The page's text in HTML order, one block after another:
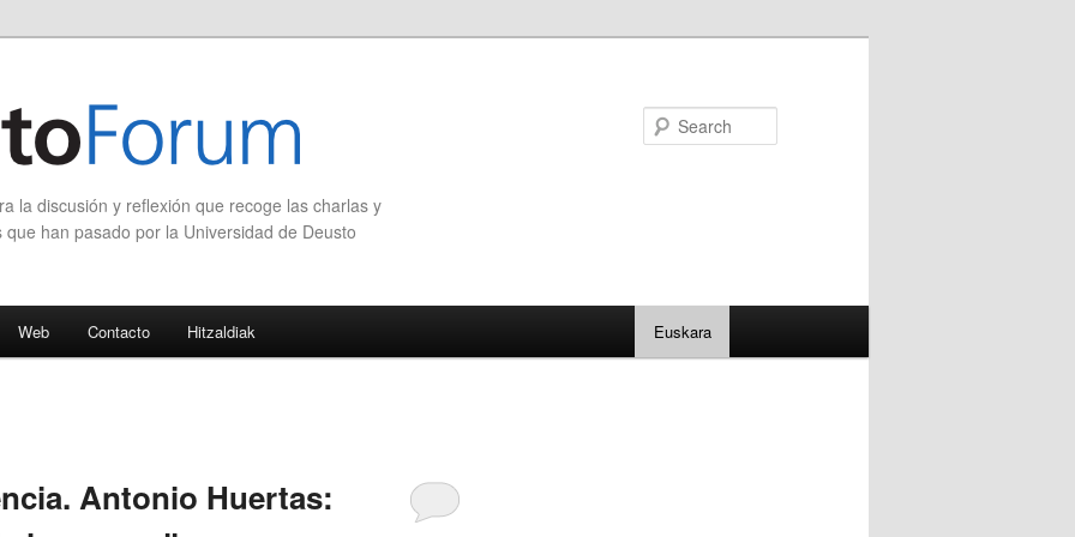
la discusión y reflexión que recoge las charlas y
han pasado por la Universidad de Deusto
Web Contacto Hitzaldiak Euskara
Antonio Huertas: